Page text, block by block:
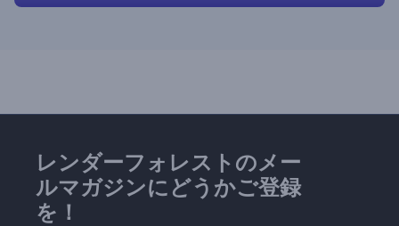
レンダーフォレストのメー
ルマガジンにどうかご登録
を！